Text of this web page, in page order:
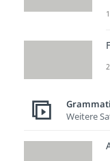
Weitere